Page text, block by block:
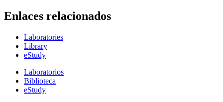
Enlaces relacionados
Laboratories
Library
eStudy
Laboratorios
Biblioteca
eStudy